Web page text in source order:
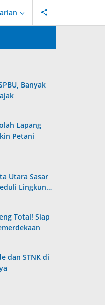
Banyak
Lapang
Petani
Utara Sasar
Lingkun…
Total! Siap
dan STNK di